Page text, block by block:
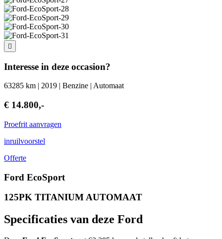
Interesse in deze occasion?
63285 km | 2019 | Benzine | Automaat
€ 14.800,-
Proefrit aanvragen
inruilvoorstel
Offerte
Ford EcoSport
125PK TITANIUM AUTOMAAT
Specificaties van deze Ford